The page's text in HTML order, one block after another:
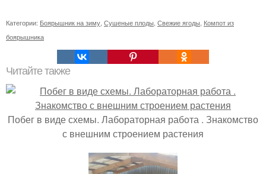
Категории: Боярышник на зиму Сушеные плоды Свежие ягоды Компот из
боярышника
Читайте также
Побег в виде схемы. Лабораторная работа . Знакомство
с внешним строением растения